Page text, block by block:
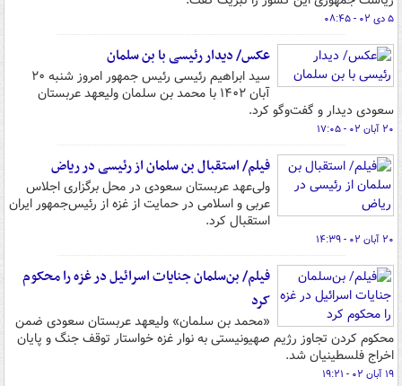
۵ دی ۰۲ - ۰۸:۴۵
عکس/ دیدار رئیسی با بن سلمان
سید ابراهیم رئیسی رئیس جمهور امروز شنبه ۲۰
آبان ۱۴۰۲ با محمد بن سلمان ولیعهد عربستان
سعودی دیدار و گفت‌وگو کرد.
۲۰ آبان ۰۲ - ۱۷:۰۵
فیلم/ استقبال بن سلمان از رئیسی در ریاض
ولی‌عهد عربستان سعودی در محل برگزاری اجلاس
عربی و اسلامی در حمایت از غزه از رئیس‌جمهور ایران
استقبال کرد.
۲۰ آبان ۰۲ - ۱۴:۳۹
فیلم/ بن‌سلمان جنایات اسرائیل در غزه را محکوم
کرد
«محمد بن سلمان» ولیعهد عربستان سعودی ضمن
محکوم کردن تجاوز رژیم صهیونیستی به نوار غزه خواستار توقف جنگ و پایان
اخراج فلسطینیان شد.
۱۹ آبان ۰۲ - ۱۹:۲۱